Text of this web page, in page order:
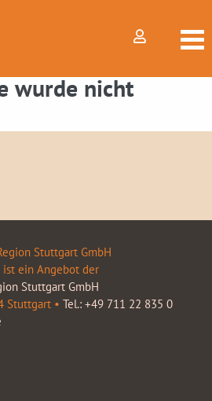
wurde nicht
Stuttgart GmbH
ein Angebot der
Stuttgart GmbH
Stuttgart • Tel.: +49 711 22 835 0